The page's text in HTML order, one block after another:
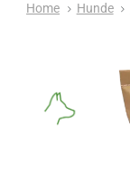
Home Hunde